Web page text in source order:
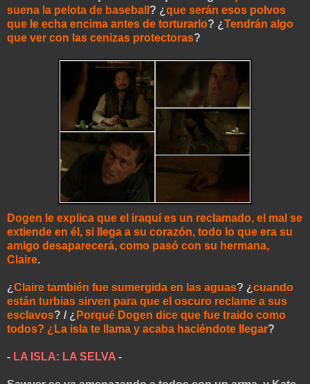
suena la pelota de baseball ? ¿que serán esos polvos
que le echa encima antes de torturarlo? ¿Tendrán algo
que ver con las cenizas protectoras?
Dogen le explica que el iraquí es un reclamado, el mal se
extiende en él, si llega a su corazón, todo lo que era su
amigo desaparecerá, como pasó con su hermana,
Claire.
¿Claire también fue sumergida en las aguas? ¿cuando
están turbias sirven para que el oscuro reclame a sus
esclavos? / ¿ Porqué Dogen dice que fue traido como
todos? ¿La isla te llama y acaba haciéndote llegar?
- LA ISLA: LA SELVA -